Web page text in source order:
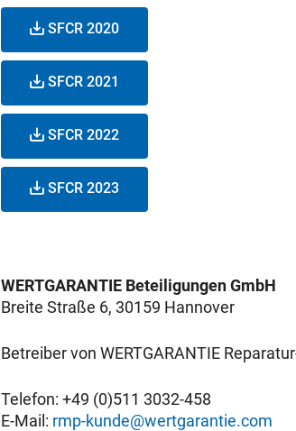
SFCR 2020
SFCR 2021
SFCR 2022
SFCR 2023
WERTGARANTIE Beteiligungen GmbH
Breite Straße 6, 30159 Hannover
Betreiber von WERTGARANTIE
Telefon: +49 (0)511 3032-458
E-Mail: rmp-kunde@wertgarantie.com